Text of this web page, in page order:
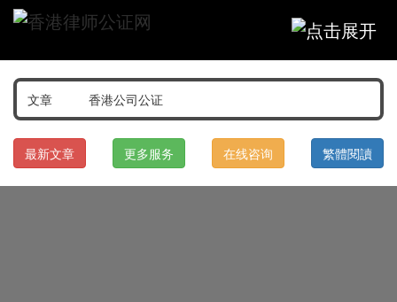
最新文章 更多服务 在线咨询 繁體閱讀